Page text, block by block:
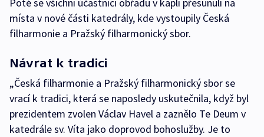
místa v nové části katedrály, kde vystoupily Česká
filharmonie a Pražský filharmonický sbor.
Návrat k tradici
„Česká filharmonie a Pražský filharmonický sbor se
vrací k tradici, která se naposledy uskutečnila, když byl
prezidentem zvolen Václav Havel a zaznělo Te Deum v
katedrále sv. Víta jako doprovod bohoslužby. Je to